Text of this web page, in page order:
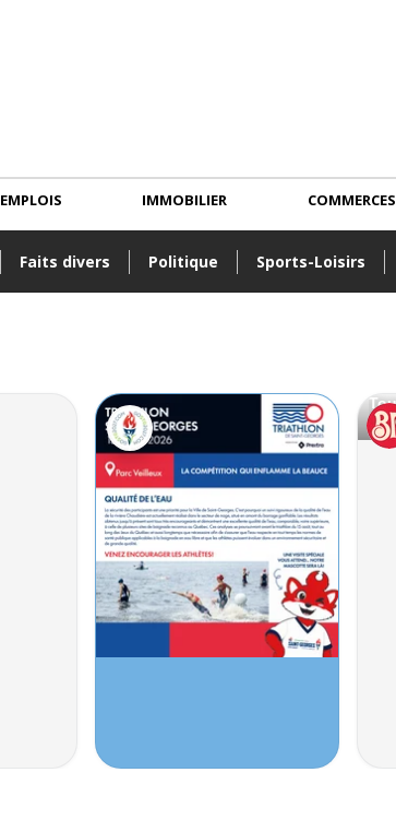
Faits divers Politique Sports-Loisirs
EMPLOIS IMMOBILIER COMMERCES